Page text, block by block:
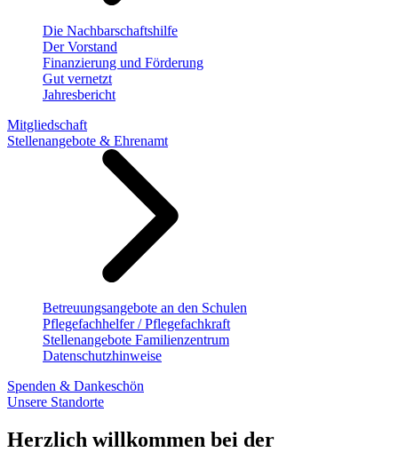
Die Nachbarschaftshilfe
Der Vorstand
Finanzierung und Förderung
Gut vernetzt
Jahresbericht
Mitgliedschaft
Stellenangebote & Ehrenamt
Betreuungsangebote an den Schulen
Pflegefachhelfer / Pflegefachkraft
Stellenangebote Familienzentrum
Datenschutzhinweise
Spenden & Dankeschön
Unsere Standorte
Herzlich willkommen bei der